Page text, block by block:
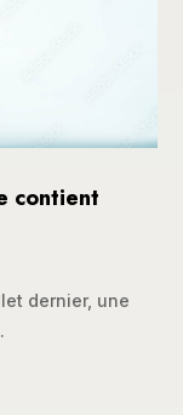
contient
dernier, une